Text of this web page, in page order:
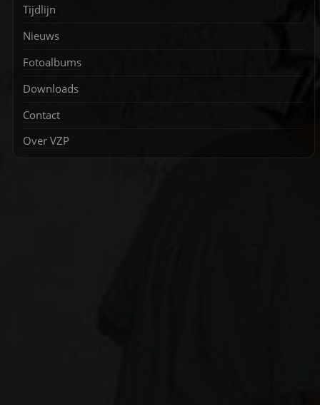
Tijdlijn
Nieuws
Fotoalbums
Downloads
Contact
Over VZP